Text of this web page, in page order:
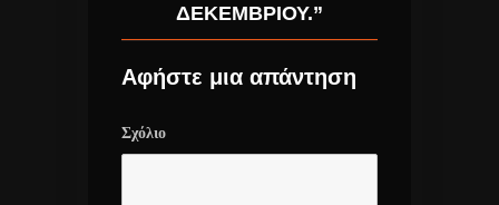
ΔΕΚΕΜΒΡΊΟΥ.”
Αφήστε μια απάντηση
Σχόλιο